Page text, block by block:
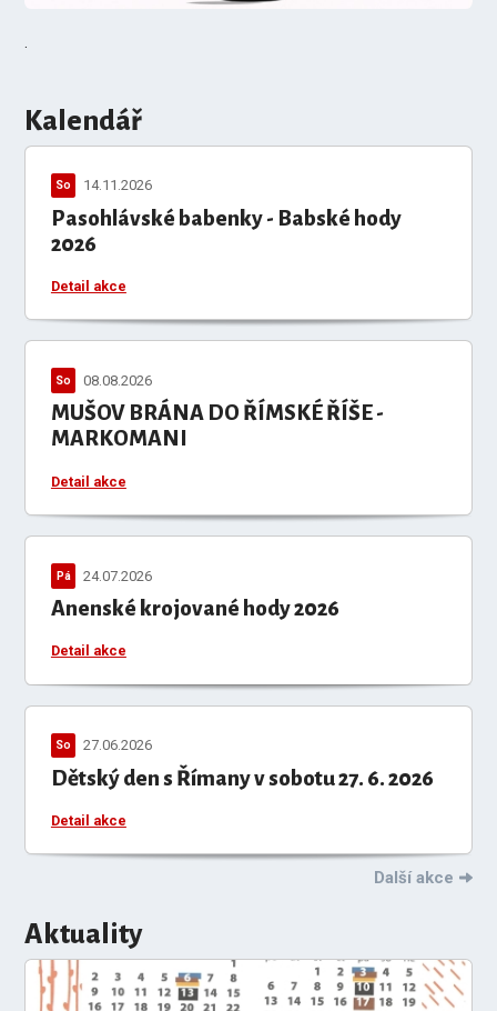
.
Kalendář
Pasohlávské babenky - Babské hody
2026
So 14.11.2026
Detail akce
MUŠOV BRÁNA DO ŘÍMSKÉ ŘÍŠE -
MARKOMANI
So 08.08.2026
Detail akce
Anenské krojované hody 2026
Pá 24.07.2026
Detail akce
Dětský den s Římany v sobotu 27. 6. 2026
So 27.06.2026
Detail akce
Další akce
Aktuality